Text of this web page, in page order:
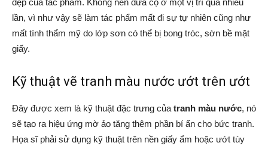
đẹp của tác phẩm. Không nên đưa cọ ở một vị trí quá nhiều
lần, vì như vậy sẽ làm tác phẩm mất đi sự tự nhiên cũng như
mất tính thẩm mỹ do lớp sơn có thể bị bong tróc, sờn bề mặt
giấy.
Kỹ thuật vẽ tranh màu nước ướt trên ướt
Đây được xem là kỹ thuật đặc trưng của tranh màu nước, nó
sẽ tạo ra hiệu ứng mờ ảo tăng thêm phần bí ẩn cho bức tranh.
Họa sĩ phải sử dụng kỹ thuật trên nền giấy ẩm hoặc ướt tùy